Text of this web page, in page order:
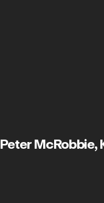
Peter McRobbie,